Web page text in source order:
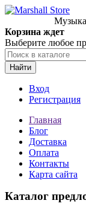
Корзина ждет
Выберите любое
Найти
Вход
Регистрация
Главная
Блог
Доставка
Оплата
Контакты
Карта сайта
Каталог